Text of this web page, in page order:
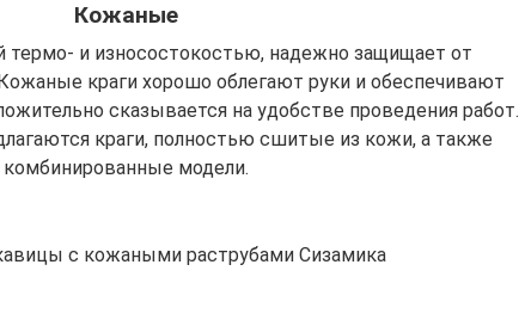
Кожаные
термо- и износостокостью, надежно защищает от
краги хорошо облегают руки и обеспечивают
сказывается на удобстве проведения работ.
краги, полностью сшитые из кожи, а также
комбинированные модели.
с кожаными раструбами Сизамика